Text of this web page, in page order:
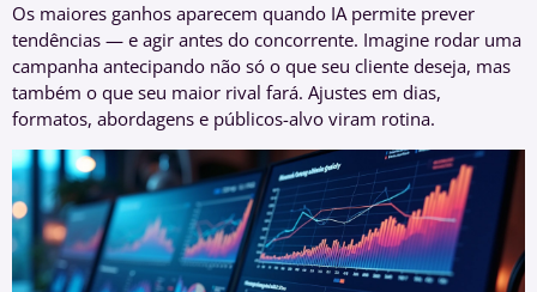
Os maiores ganhos aparecem quando IA permite prever
tendências — e agir antes do concorrente. Imagine rodar uma
campanha antecipando não só o que seu cliente deseja, mas
também o que seu maior rival fará. Ajustes em dias,
formatos, abordagens e públicos-alvo viram rotina.